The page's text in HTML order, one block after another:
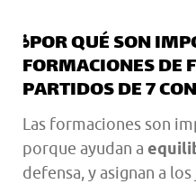
¿POR QUÉ SON
FORMACIONES DE
PARTIDOS DE 7
Las formaciones son
porque ayudan a
defensa, y asignan a